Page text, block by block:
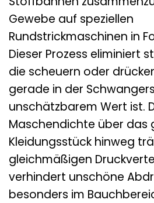
Gewebe auf speziellen
Rundstrickmaschinen in
Dieser Prozess eliminiert
die scheuern oder
gerade in der
unschätzbarem Wert ist.
Maschendichte über das
Kleidungsstück hinweg
gleichmäßigen
verhindert unschöne
besonders im